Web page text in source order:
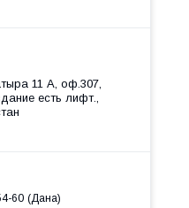
11 А, оф.307,
есть лифт.,
60 Дана